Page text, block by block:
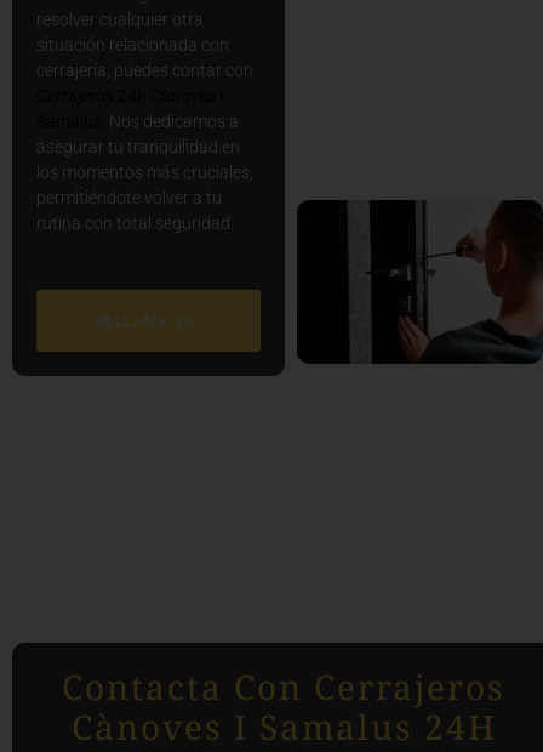
resolver cualquier otra
situación relacionada con
cerrajería, puedes contar con
Nos dedicamos a
asegurar tu tranquilidad en
los momentos más cruciales,
permitiéndote volver a tu
rutina con total seguridad.
¡LLAMA YA!
Contacta Con Cerrajeros
Cànoves I Samalus 24H